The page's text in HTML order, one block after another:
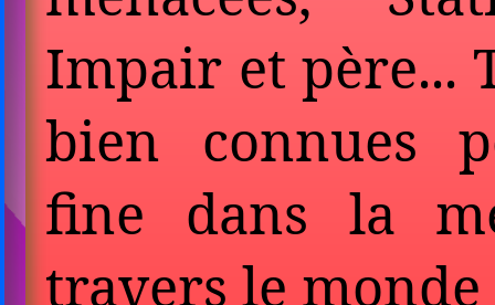
Impair et père...
bien connues
fine dans la
travers le